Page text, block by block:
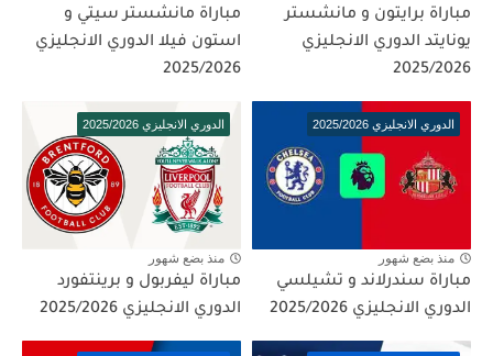
مباراة برايتون و مانشستر
يونايتد الدوري الانجليزي
2025/2026
مباراة مانشستر سيتي و
استون فيلا الدوري الانجليزي
2025/2026
الدوري الانجليزي 2025/2026
منذ بضع شهور
مباراة سندرلاند و تشيلسي
الدوري الانجليزي 2025/2026
الدوري الانجليزي 2025/2026
منذ بضع شهور
مباراة ليفربول و برينتفورد
الدوري الانجليزي 2025/2026